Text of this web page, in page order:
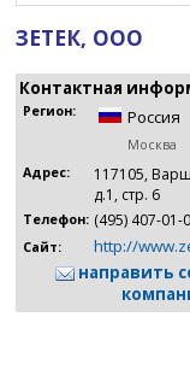
ЗЕТЕК, ООО
Контактная
Регион: Россия
Москва
Адрес:
117105,
д.1, стр. 6
Телефон: (495) 407-01-
Сайт:
http://
направить